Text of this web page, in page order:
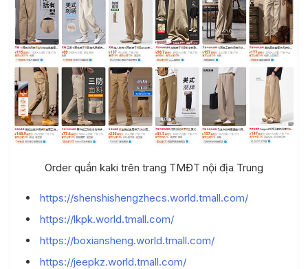
Order quần kaki trên trang TMĐT nội địa Trung
https://shenshishengzhecs.world.tmall.com/
https://lkpk.world.tmall.com/
https://boxiansheng.world.tmall.com/
https://jeepkz.world.tmall.com/